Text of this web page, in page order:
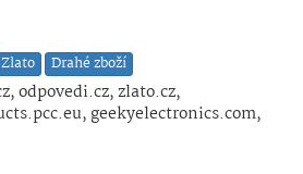
Zlato Drahé zboží
odpovedi.cz, zlato.cz,
geekyelectronics.com,